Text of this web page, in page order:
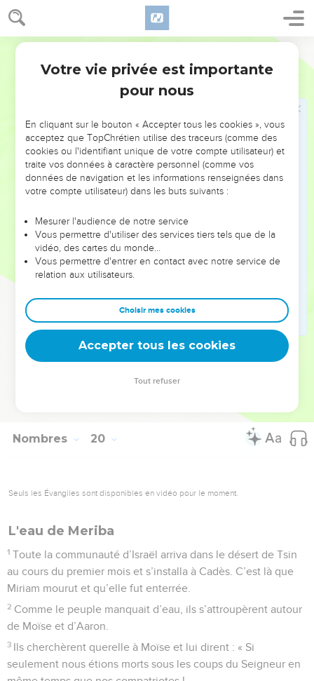
Nombres 19
18 Un homme en état de pureté prend une branche
d’hysope, la plonge dans l’eau du récipient et en asperge la
tente où quelqu’un est mort, tout son contenu, et les gens
qui s’y trouvaient ; ou bien il en asperge la personne qui a
touché des ossements, un cadavre ou une tombe.
Cette aspersion de la personne impure a lieu le troisième
personne lave ses vêtements et prend un bain, et dès le soir
elle est pure.
« Mais si une personne devenue impure ne se purifie pas,
elle sera exclue de l’assemblée d’Israël, car elle rend profane
d’eau de purification, elle reste impure.
« Les Israélites observeront en tout temps ce rituel. Celui
qui procède à une aspersion avec de l’eau de purification
doit laver ses vêtements, et celui qui touche à cette eau est
Tout ce qu’une personne impure touche devient impur, et
quiconque touche une personne impure est lui-même impur
jusqu’au soir. »
© Société biblique française – Bibli’O, 1997, avec autorisation. Pour vous procurer
Nombres 20
Seuls les Évangiles sont disponibles en vidéo pour le moment.
L'eau de Meriba
1 Toute la communauté d’Israël arriva dans le désert de Tsin
au cours du premier mois et s’installa à Cadès. C’est là que
Miriam mourut et qu’elle fut enterrée.
2 Comme le peuple manquait d’eau, ils s’attroupèrent autour
de Moïse et d’Aaron.
3 Ils cherchèrent querelle à Moïse et lui dirent : « Si
seulement nous étions morts sous les coups du Seigneur en
Votre vie privée est importante
pour nous
En cliquant sur le bouton « Accepter tous les cookies », vous
acceptez que TopChrétien utilise des traceurs (comme des
cookies ou l'identifiant unique de votre compte utilisateur) et
traite vos données à caractère personnel (comme vos
données de navigation et les informations renseignées dans
votre compte utilisateur) dans les buts suivants :
Mesurer l'audience de notre service
Vous permettre d'utiliser des services tiers tels que de la
vidéo, des cartes du monde…
Vous permettre d'entrer en contact avec notre service de
relation aux utilisateurs.
Choisir mes cookies
Accepter tous les cookies
Tout refuser